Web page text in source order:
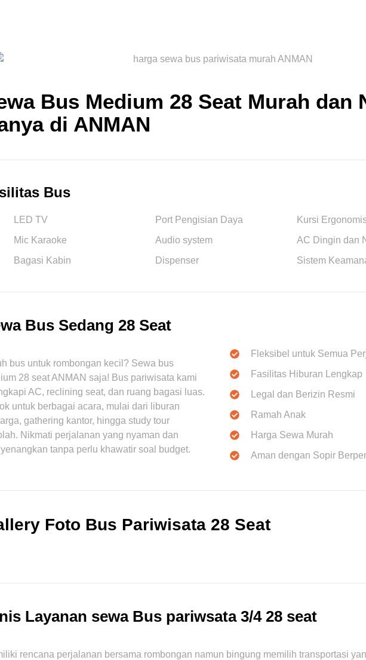
Bus Medium 28 Seat Murah dan
di ANMAN
Bus
LED TV
Mic Karaoke
Bagasi Kabin
Port Pengisian Daya
Audio system
Dispenser
Kursi
AC Dingin dan
Sistem
Bus Sedang 28 Seat
bus untuk rombongan kecil? Sewa bus
28 seat ANMAN saja! Bus pariwisata kami
AC, reclining seat, dan ruang bagasi luas.
untuk berbagai acara, mulai dari liburan
gathering kantor, hingga study tour
Nikmati perjalanan yang nyaman dan
tanpa perlu khawatir soal budget.
Fleksibel untuk Semua
Fasilitas Hiburan Lengkap
Legal dan Berizin Resmi
Ramah Anak
Harga Sewa Murah
Aman dengan Sopir
Foto Bus Pariwisata 28 Seat
Layanan sewa Bus pariwsata 3/4 28 seat
rencana perjalanan bersama rombongan namun bingung memilih transportasi